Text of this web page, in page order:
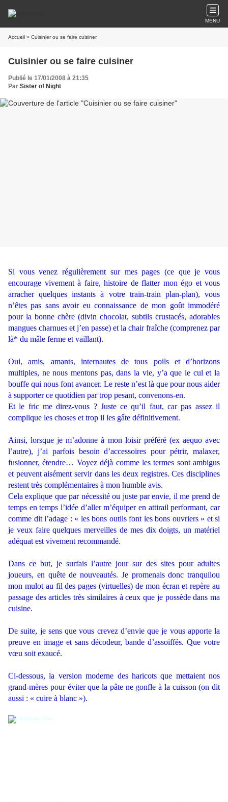
MENU
Accueil » Cuisinier ou se faire cuisiner
Cuisinier ou se faire cuisiner
Publié le 17/01/2008 à 21:35
Par Sister of Night
Si vous venez régulièrement sur mes pages (ce que je vous
encourage vivement à faire, histoire de flatter mon égo et vous
arracher quelques instants à votre train-train plan-plan), vous
n’êtes pas sans avoir eu connaissance de mon goût immodéré
pour la bonne chère (divin chocolat, subtils crustacés, adorables
mangues charnues et j’en passe) et la chair fraîche (comprenez par
là* du mâle ferme et vaillant).
Oui, amis, amants, internautes de tous poils et d’horizons
multiples, ne nous mentons pas, dans la vie, y’a que le cul et la
bouffe qui nous font avancer. Le reste n’est là que pour nous aider
à supporter ce quotidien par trop pesant, convenons-en.
Et le fric me direz-vous ? Juste ce qu’il faut, car pas assez il
complique les choses et trop il les gâte définitivement.
Ainsi, lorsque je m’adonne à mon loisir préféré (ex aequo avec
l’autre), j’ai parfois besoin d’accessoires pour pétrir, malaxer,
fusionner, étendre… Voyez déjà comme les termes sont ambigus
et peuvent aisément servir dans les deux registres. Ces disciplines
restent très complémentaires à mon humble avis.
Cela explique que par nécessité ou juste par envie, il me prend de
temps en temps l’idée d’aller m’équiper en attirail performant, car
comme dit l’adage : « les bons outils font les bons ouvriers » et si
je veux faire quelques merveilles de mes dix doigts, un matériel
adéquat est vivement recommandé.
Dans ce but, je surfais l’autre jour sur des sites pour adultes
joueurs, en quête de nouveautés. Je promenais donc tranquilou
mon mulot au fil des pages (virtuelles) de mon écran et repère au
passage des articles très similaires à ceux que je possède dans ma
cuisine.
De suite, je sens que vous crevez d’envie que je vous apporte la
preuve en image et sans décodeur, bande d’assoiffés. Que votre
vœu soit exaucé.
Ci-dessous, la version moderne des haricots que mettaient nos
grand-mères pour éviter que la pâte ne gonfle à la cuisson (on dit
aussi : « cuire à blanc »).